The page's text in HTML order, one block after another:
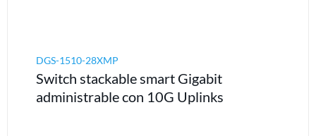
DGS-1510-28XMP
Switch stackable smart Gigabit
administrable con 10G Uplinks